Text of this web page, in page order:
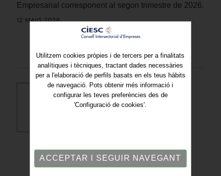
Empresarial corresponent al segon trimestre de 2026.
12 MAIG 2026
Descarregar PDF
Utilitzem cookies pròpies i de tercers per a finalitats
analítiques i tècniques, tractant dades necessàries
per a l'elaboració de perfils basats en els teus hàbits
de navegació. Pots obtenir més informació i
configurar les teves preferències des de
'Configuració de cookies'.
ACCEPTAR I SEGUIR NAVEGANT